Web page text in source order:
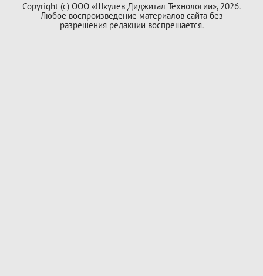
Copyright (с) ООО «Шкулёв Диджитал Технологии», 2026.
Любое воспроизведение материалов сайта без
разрешения редакции воспрещается.